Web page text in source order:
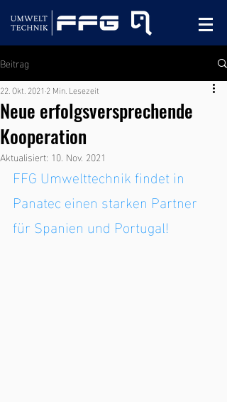
Beitrag
Neue erfolgsversprechende
Kooperation
22. Okt. 2021 2 Min. Lesezeit
Aktualisiert: 10. Nov. 2021
FFG Umwelttechnik findet in
Panatec einen starken Partner
für Spanien und Portugal!